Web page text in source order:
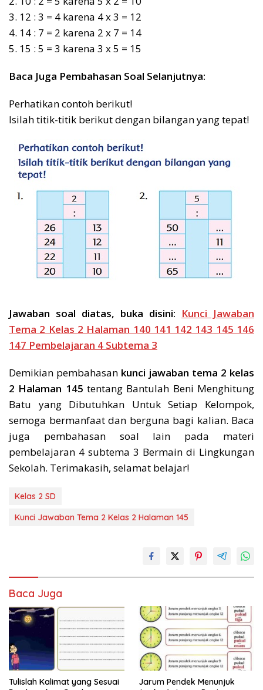
3. 12 : 3 = 4 karena 4 x 3 = 12
4. 14 : 7 = 2 karena 2 x 7 = 14
5. 15 : 5 = 3 karena 3 x 5 = 15
Baca Juga Pembahasan Soal Selanjutnya:
Perhatikan contoh berikut!
Isilah titik-titik berikut dengan bilangan yang tepat!
Jawaban soal diatas, buka disini: Kunci Jawaban
Tema 2 Kelas 2 Halaman 140 141 142 143 145 146
147 Pembelajaran 4 Subtema 3
Demikian pembahasan kunci jawaban tema 2 kelas
2 Halaman 145 tentang Bantulah Beni Menghitung
Batu yang Dibutuhkan Untuk Setiap Kelompok,
semoga bermanfaat dan berguna bagi kalian. Baca
juga pembahasan soal lain pada materi
pembelajaran 4 subtema 3 Bermain di Lingkungan
Sekolah. Terimakasih, selamat belajar!
Kelas 2 SD
Kunci Jawaban Tema 2 Kelas 2 Halaman 145
Baca Juga
Tulislah Kalimat yang Sesuai
Jarum Pendek Menunjuk